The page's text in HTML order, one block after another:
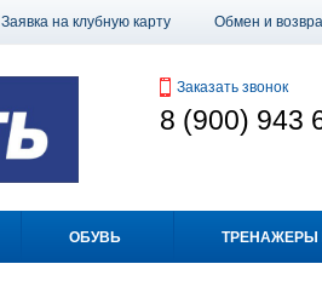
Заявка на клубную карту Обмен и
Заказать звонок
8 (900) 943
ОБУВЬ ТРЕНАЖЕРЫ